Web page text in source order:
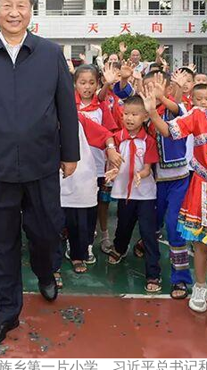
第一片小学，习近平总书记